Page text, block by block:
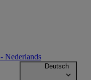
- Nederlands